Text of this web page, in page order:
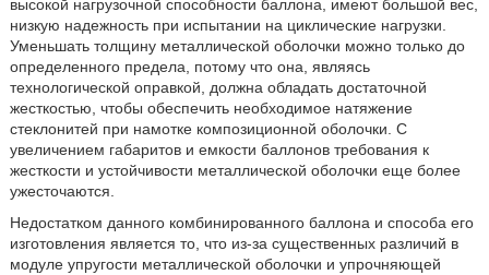
высокой нагрузочной способности баллона, имеют большой вес,
низкую надежность при испытании на циклические нагрузки.
Уменьшать толщину металлической оболочки можно только до
определенного предела, потому что она, являясь
технологической оправкой, должна обладать достаточной
жесткостью, чтобы обеспечить необходимое натяжение
стеклонитей при намотке композиционной оболочки. С
увеличением габаритов и емкости баллонов требования к
жесткости и устойчивости металлической оболочки еще более
ужесточаются.
Недостатком данного комбинированного баллона и способа его
изготовления является то, что из-за существенных различий в
модуле упругости металлической оболочки и упрочняющей